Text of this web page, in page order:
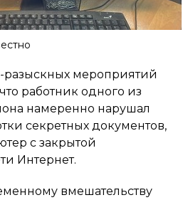
разыскных мероприятий
работник одного из
намеренно нарушал
секретных документов,
с закрытой
Интернет.
вмешательству